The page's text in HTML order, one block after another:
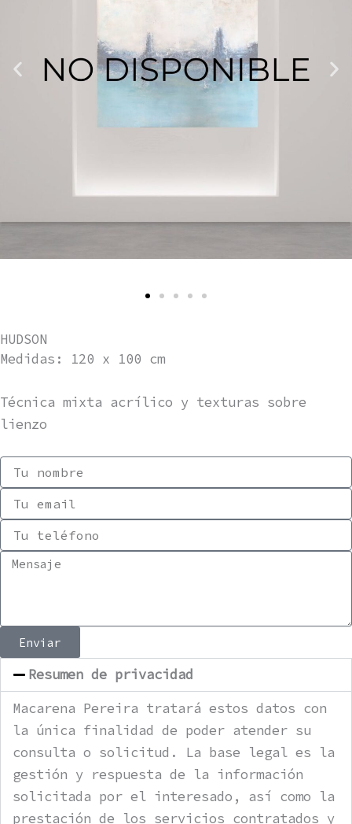
HUDSON
Medidas: 120 x 100 cm
Técnica mixta acrílico y texturas sobre
lienzo
Enviar
Resumen de privacidad
Macarena Pereira tratará estos datos con
la única finalidad de poder atender su
consulta o solicitud. La base legal es la
gestión y respuesta de la información
solicitada por el interesado, así como la
prestación de los servicios contratados y